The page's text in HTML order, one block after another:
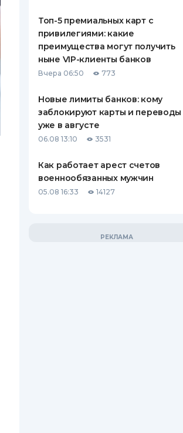
Топ-5 премиальных карт с
привилегиями: какие
преимущества могут получить
ныне VIP-клиенты банков
Вчера 06:50 773
Новые лимиты банков: кому
заблокируют карты и переводы
уже в августе
06.08 13:10 3531
Как работает арест счетов
военнообязанных мужчин
05.08 16:33 14127